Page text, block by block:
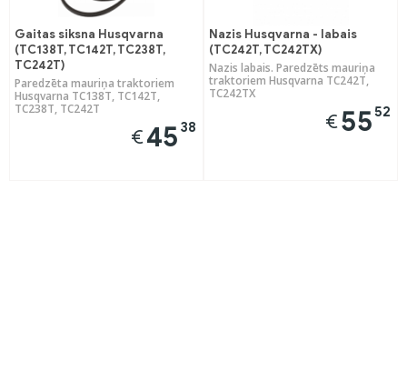
Gaitas siksna Husqvarna
(TC138T, TC142T, TC238T,
TC242T)
Paredzēta mauriņa traktoriem
Husqvarna TC138T, TC142T,
TC238T, TC242T
€45 38
Nazis Husqvarna - labais
(TC242T, TC242TX)
Nazis labais. Paredzēts mauriņa
traktoriem Husqvarna TC242T,
TC242TX
€5552